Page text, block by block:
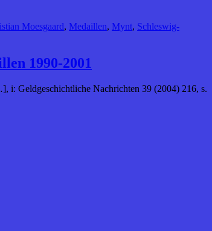
Moesgaard, Medaillen, Mynt, Schleswig-
1990-2001
i: Geldgeschichtliche Nachrichten 39 (2004) 216, s.